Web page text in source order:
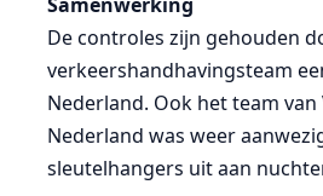
De controles zijn gehouden
verkeershandhavingsteam
Nederland. Ook het team van
Nederland was weer
sleutelhangers uit aan